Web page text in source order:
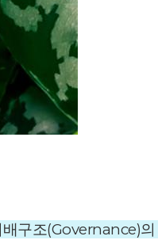
구조(Governance)